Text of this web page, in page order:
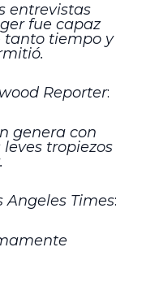
entrevistas
fue capaz
tanto tiempo y
Reporter:
genera con
tropiezos
Angeles Times: